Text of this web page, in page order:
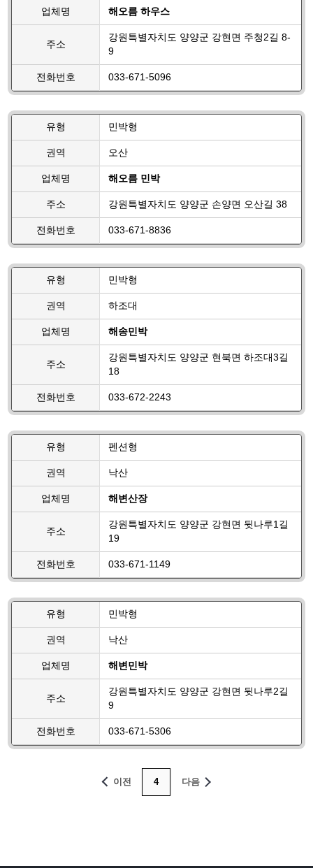
업체명 해오름 하우스
주소
강원특별자치도 양양군 강현면 주청2길 8-
9
전화번호 033-671-5096
유형 민박형
권역 오산
업체명 해오름 민박
주소 강원특별자치도 양양군 손양면 오산길 38
전화번호 033-671-8836
유형 민박형
권역 하조대
업체명 해송민박
주소
강원특별자치도 양양군 현북면 하조대3길
18
전화번호 033-672-2243
유형 펜션형
권역 낙산
업체명 해변산장
주소
강원특별자치도 양양군 강현면 뒷나루1길
19
전화번호 033-671-1149
유형 민박형
권역 낙산
업체명 해변민박
주소
강원특별자치도 양양군 강현면 뒷나루2길
9
전화번호 033-671-5306
이전 4 다음